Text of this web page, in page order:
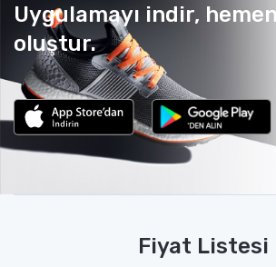
Uygulamayı indir,
oluştur.
Fiyat Listesi